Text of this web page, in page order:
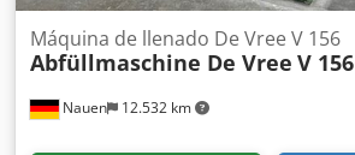
Nauen 12.532 km
Máquina de llenado De Vree V 156
Abfüllmaschine De Vree V 156